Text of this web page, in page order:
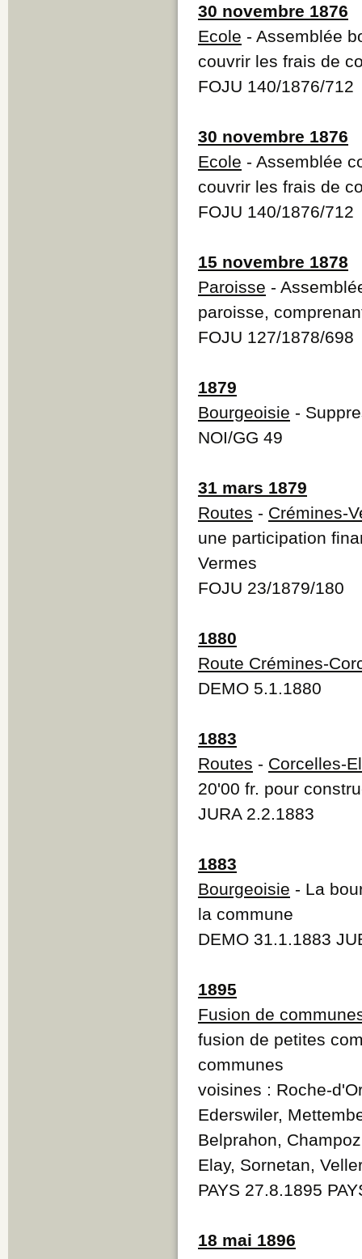
30 novembre 1876
Ecole - Assemblée
couvrir les frais de
FOJU 140/1876/712
30 novembre 1876
Ecole - Assemblée
couvrir les frais de
FOJU 140/1876/712
15 novembre 1878
Paroisse -
paroisse,
FOJU 127/1878/698
1879
Bourgeoisie -
NOI/GG 49
31 mars 1879
Routes - Crémines-
une participation
Vermes
FOJU 23/1879/180
1880
Route Crémines-
DEMO 5.1.1880
1883
Routes - Corcelles-
20'00 fr. pour
JURA 2.2.1883
1883
Bourgeoisie - La
la commune
DEMO 31.1.1883
1895
Fusion de
fusion de petites
communes
voisines : Roche-
Ederswiler,
Belprahon,
Elay, Sornetan,
PAYS 27.8.1895
18 mai 1896